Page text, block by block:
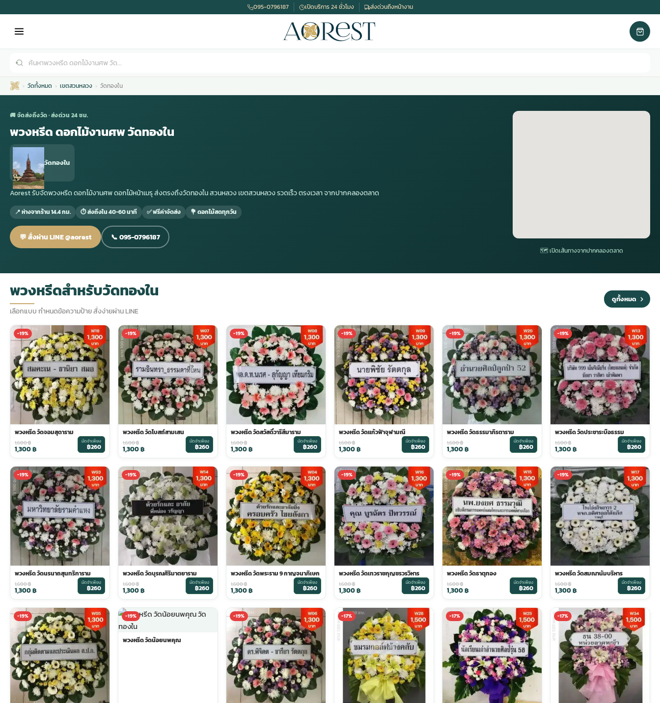
ดอกไม้หน้าศพ
ดอกไม้จัดงานศพ
จัดดอกไม้หน้าศพ
ดอกไม้หน้าหีบ
ดอกไม้หน้างานศพ
ดอกไม้หน้าโลง
จัดดอกไม้หน้ารูป
จัดดอกไม้หน้าโลง
ดอกไม้ศพ
ดอกไม้งานศพ ส่งด่วน
ดอกไม้งานศพ กรุงเทพ
ดอกไม้งานศพ ปากคลองตลาด
ร้านดอกไม้งานศพ ใกล้ฉัน
ดอกไม้งานศพ ราคาถูก
จัดดอกไม้งานศพ ราคา
ดอกไม้งานศพ ส่งฟรี
ดอกไม้งานศพ ออนไลน์
พวงดอกไม้งานศพ
พวงหรีด กรุงเทพ
พวงหรีดราคา
สั่งพวงหรีด
ร้านพวงหรีด
ดอกไม้พวงหรีด
พวงหรีดปทุม
พวงหรีดพระราม 2
พวงหรีด ปากคลองตลาด
พวงหรีดราคาถูก
พวงหรีดดอกไม้สด
พวงหรีดดอกไม้สด ราคาถูก
สั่งพวงหรีด ออนไลน์
ส่งพวงหรีด ด่วน กรุงเทพ
ร้านพวงหรีด กรุงเทพ ส่งฟรี
พวงหรีด ปากคลองตลาด ราคา
พวงหรีด ส่งด่วน วันนี้
น้าเมรุ
มรุสีขาว
ไม้หน้าเมรุ
กไม้หน้าเมรุ
น้าเมรุ ราคา
มรุ กรุงเทพ
ม้หน้าเมรุ
มรุ ราคาถูก
ม้หน้าเมรุ
ระดับเมรุ
มรุ ออนไลน์
มรุ ส่งด่วน
น้าเมรุ กรุงเทพ
ไม้งานแต่ง
ไม้งานแต่ง ราคา
ไม้งานแต่ง ราคาถูก
ไม้งานแต่ง กรุงเทพ
อกไม้งานแต่ง
ดอกไม้งานแต่ง
ไม้งานแต่ง แบบสวยๆ
พวงหรีดพัดลม
พวงหรีดพัดลม ราคา
พวงหรีดพัดลม ราคาถูก
พวงหรีดพัดลม กรุงเทพ
พวงหรีดพัดลม ส่งด่วน
สั่งพวงหรีดพัดลม
ร้านพวงหรีดพัดลม
พวงหรีดพัดลม ปากคลองตลาด
พวงหรีดพัดลม แบบสวยๆ
รับจัดงานศพ
รับจัดงานศพ ราคา
รับจัดงานศพ ครบวงจร
รับจัดงานศพ กรุงเทพ
แพ็คเกจจัดงานศพ
ค่าใช้จ่ายจัดงานศพ
จัดงานศพ วัด
ขั้นตอนจัดงานศพ
จัดงานศพ ราคาถูก
095-0796187 เปิดบริการ 24 ชั่วโมง ส่งด่วนถึงหน้างาน
วัดทั้งหมด เขตสวนหลวง วัดทองใน
🚚 จัดส่งถึงวัด · ส่งด่วน 24 ชม.
พวงหรีด ดอกไม้งานศพ วัดทองใน
วัดทองใน
Aorest รับจัดพวงหรีด ดอกไม้งานศพ ดอกไม้หน้าเมรุ ส่งตรงถึงวัดทองใน สวนหลวง เขตสวนหลวง รวดเร็ว ตรงเวลา จากปากคลองตลาด
📍 ห่างจากร้าน 14.4 กม. ⏱ ส่งถึงใน 40-60 นาที ✅ ฟรีค่าจัดส่ง 💐 ดอกไม้สดทุกวัน
💬 สั่งผ่าน LINE @aorest 📞 095-0796187
🗺 เปิดเส้นทางจากปากคลองตลาด
พวงหรีดสำหรับวัดทองใน
เลือกแบบ กำหนดข้อความป้าย สั่งง่ายผ่าน LINE
ดูทั้งหมด
-19%
พวงหรีด วัดจอมสุดาราม
1,600฿
1,300฿
มัดจำเพียง
฿260
-19%
พวงหรีด วัดโบสถ์สามเสน
1,600฿
1,300฿
มัดจำเพียง
฿260
-19%
พวงหรีด วัดสวัสดิ์วารีสีมาราม
1,600฿
1,300฿
มัดจำเพียง
฿260
-19%
พวงหรีด วัดแก้วฟ้าจุฬามณี
1,600฿
1,300฿
มัดจำเพียง
฿260
-19%
พวงหรีด วัดธรรมาภิรตาราม
1,600฿
1,300฿
มัดจำเพียง
฿260
-19%
พวงหรีด วัดประชาระบือธรรม
1,600฿
1,300฿
มัดจำเพียง
฿260
-19%
พวงหรีด วัดนรนาถสุนทริการาม
1,600฿
1,300฿
มัดจำเพียง
฿260
-19%
พวงหรีด วัดบุรณศิริมาตยาราม
1,600฿
1,300฿
มัดจำเพียง
฿260
-19%
พวงหรีด วัดพระราม 9 กาญจนาภิเษก
1,600฿
1,300฿
มัดจำเพียง
฿260
-19%
พวงหรีด วัดเทวราชกุญชรวรวิหาร
1,600฿
1,300฿
มัดจำเพียง
฿260
-19%
พวงหรีด วัดธาตุทอง
1,600฿
1,300฿
มัดจำเพียง
฿260
-19%
พวงหรีด วัดสมณานัมบริหาร
1,600฿
1,300฿
มัดจำเพียง
฿260
-19% -19%
พวงหรีด วัดน้อยนพคุณ
-19% -17% -17% -17%